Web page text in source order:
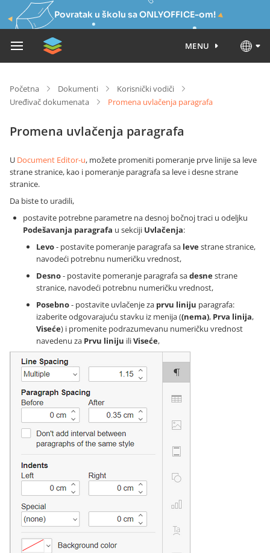
Povratak u školu sa ONLYOFFICE-om!
MENU
Početna Dokumenti
Korisnički vodiči
Uređivač dokumenata
Promena uvlačenja paragrafa
Promena uvlačenja paragrafa
U Document Editor-u, možete promeniti pomeranje prve linije sa leve
strane stranice, kao i pomeranje paragrafa sa leve i desne strane
stranice.
Da biste to uradili,
postavite potrebne parametre na desnoj bočnoj traci u odeljku
Podešavanja paragrafa u sekciji Uvlačenja:
Levo- postavite pomeranje paragrafa sa levestrane stranice,
navodeći potrebnu numeričku vrednost,
Desno- postavite pomeranje paragrafa sadesnestrane
stranice, navodeći potrebnu numeričku vrednost,
Posebno- postavite uvlačenje za prvu liniju paragrafa:
izaberite odgovarajuću stavku iz menija ((nema), Prva linija,
Viseće) i promenite podrazumevanu numeričku vrednost
navedenu za Prvu liniju iliViseće,